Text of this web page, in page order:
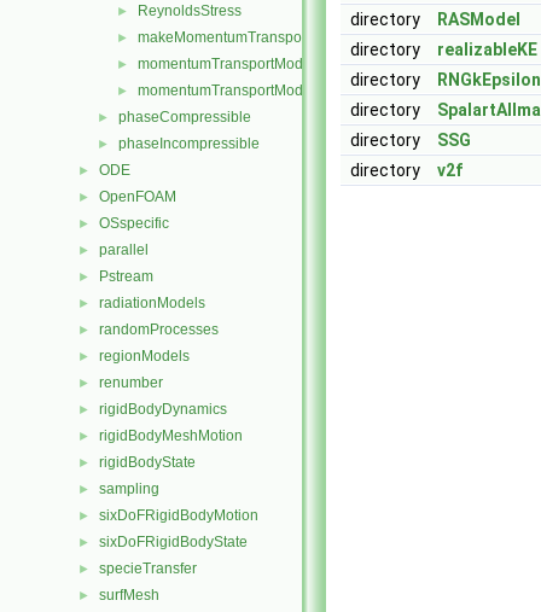
► ReynoldsStress
► makeMomentumTransportModel.H
► momentumTransportModel.C
► momentumTransportModel.H
► phaseCompressible
► phaseIncompressible
► ODE
► OpenFOAM
► OSspecific
► parallel
► Pstream
► radiationModels
► randomProcesses
► regionModels
► renumber
► rigidBodyDynamics
► rigidBodyMeshMotion
► rigidBodyState
► sampling
► sixDoFRigidBodyMotion
► sixDoFRigidBodyState
► specieTransfer
► surfMesh
directory
RASModel
directory
realizableKE
directory
RNGkEpsilon
directory
directory
SSG
directory
v2f